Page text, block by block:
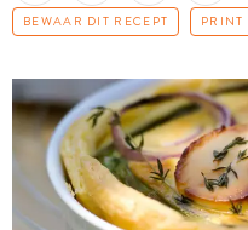
BEWAAR DIT RECEPT PRINT